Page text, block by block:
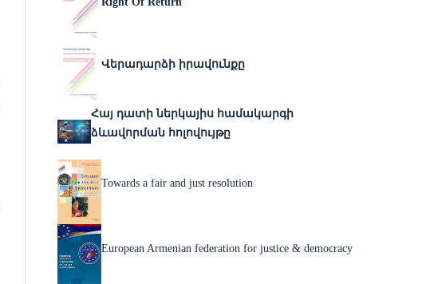
Վերադարձի իրավունքը
Հայ դատի ներկայիս համակարգի
ձևավորման հոլովույթը
Towards a fair and just resolution
European Armenian federation for justice & democracy